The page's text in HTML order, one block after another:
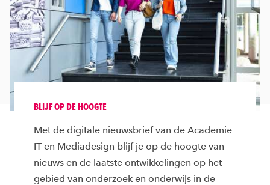
BLIJF OP DE HOOGTE
Met de digitale nieuwsbrief van de Academie
IT en Mediadesign blijf je op de hoogte van
nieuws en de laatste ontwikkelingen op het
gebied van onderzoek en onderwijs in de